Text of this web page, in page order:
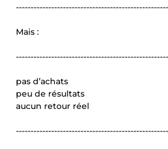
Mais :
pas d’achats
peu de résultats
aucun retour réel